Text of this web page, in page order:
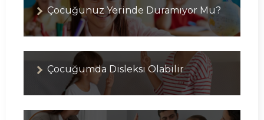
Çocuğunuz Yerinde Duramıyor Mu?
Çocuğumda Disleksi Olabilir